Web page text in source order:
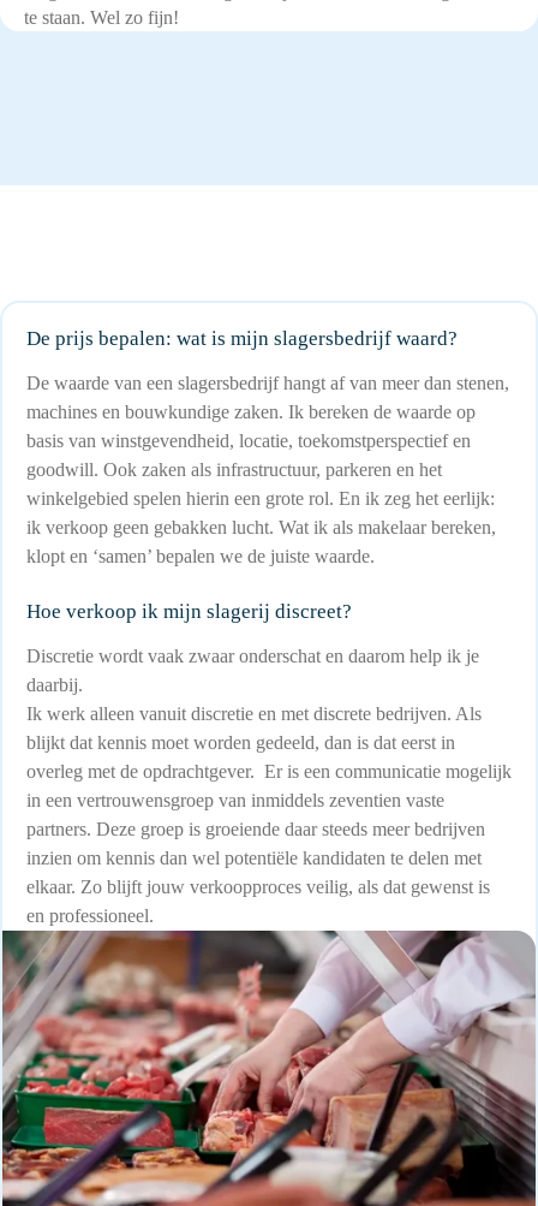
te staan. Wel zo fijn!
De prijs bepalen: wat is mijn slagersbedrijf waard?
De waarde van een slagersbedrijf hangt af van meer dan stenen,
machines en bouwkundige zaken. Ik bereken de waarde op
basis van winstgevendheid, locatie, toekomstperspectief en
goodwill. Ook zaken als infrastructuur, parkeren en het
winkelgebied spelen hierin een grote rol. En ik zeg het eerlijk:
ik verkoop geen gebakken lucht. Wat ik als makelaar bereken,
klopt en ‘samen’ bepalen we de juiste waarde.
Hoe verkoop ik mijn slagerij discreet?
Discretie wordt vaak zwaar onderschat en daarom help ik je
daarbij.
Ik werk alleen vanuit discretie en met discrete bedrijven. Als
blijkt dat kennis moet worden gedeeld, dan is dat eerst in
overleg met de opdrachtgever. Er is een communicatie mogelijk
in een vertrouwensgroep van inmiddels zeventien vaste
partners. Deze groep is groeiende daar steeds meer bedrijven
inzien om kennis dan wel potentiële kandidaten te delen met
elkaar. Zo blijft jouw verkoopproces veilig, als dat gewenst is
en professioneel.